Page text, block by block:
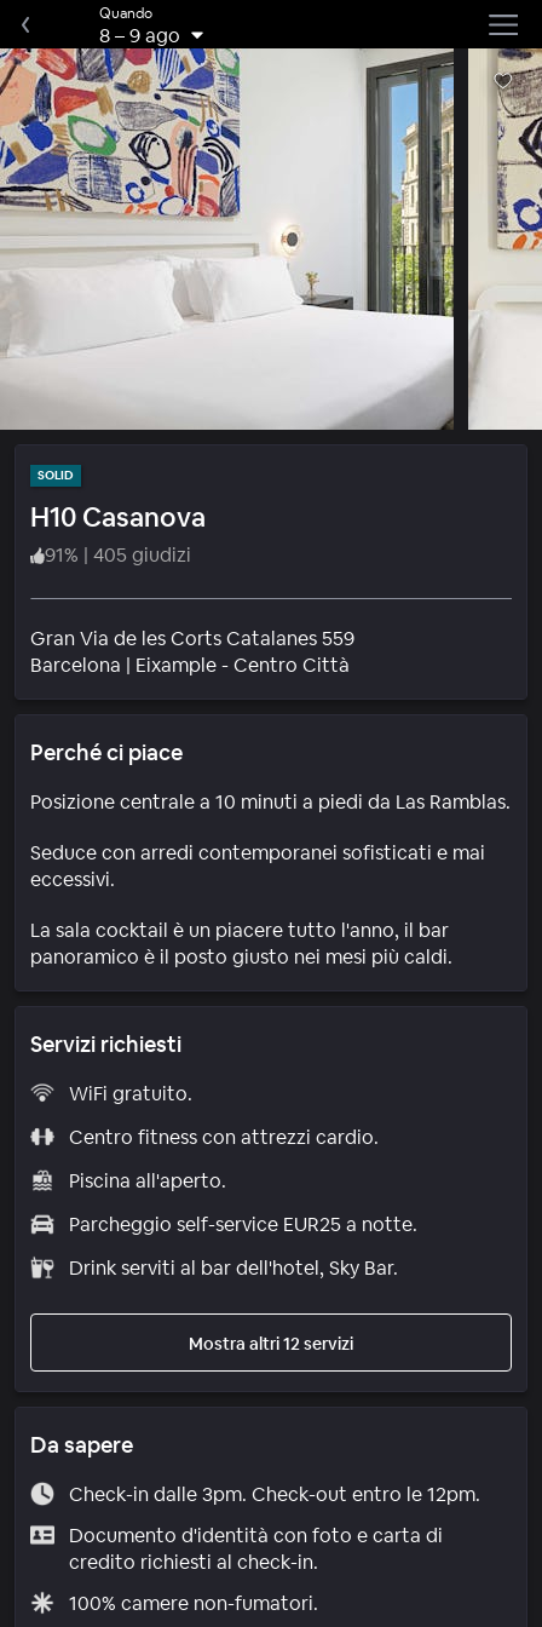
Quando
8–9 ago
SOLID
H10 Casanova
91% | 405 giudizi
Gran Via de les Corts Catalanes 559
Barcelona | Eixample - Centro Città
Perché ci piace
Posizione centrale a 10 minuti a piedi da Las Ramblas.
Seduce con arredi contemporanei sofisticati e mai
eccessivi.
La sala cocktail è un piacere tutto l'anno, il bar
panoramico è il posto giusto nei mesi più caldi.
Servizi richiesti
WiFi gratuito.
Centro fitness con attrezzi cardio.
Piscina all'aperto.
Parcheggio self-service EUR25 a notte.
Drink serviti al bar dell'hotel, Sky Bar.
Mostra altri 12 servizi
Da sapere
Check-in dalle 3pm. Check-out entro le 12pm.
Documento d'identità con foto e carta di
credito richiesti al check-in.
100% camere non-fumatori.